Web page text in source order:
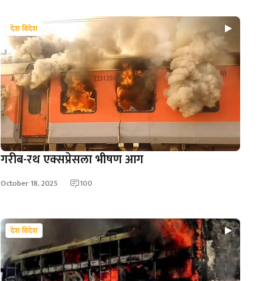
देश विदेश
गरीब-रथ एक्सप्रेसला भीषण आग
October 18, 2025 100
देश विदेश